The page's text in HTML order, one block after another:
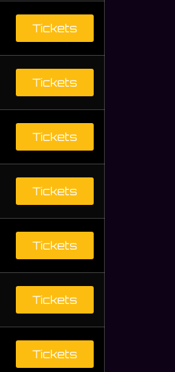
Tickets
Tickets
Tickets
Tickets
Tickets
Tickets
Tickets